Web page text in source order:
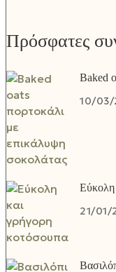
Πρόσφατες
Baked
10/
Εύκολη
21/01/